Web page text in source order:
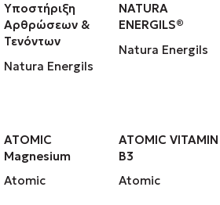
Υποστήριξη
Αρθρώσεων &
Τενόντων
Natura Energils
NATURA
ENERGILS®
Natura Energils
ATOMIC
Magnesium
Atomic
ATOMIC VITAMIN
B3
Atomic